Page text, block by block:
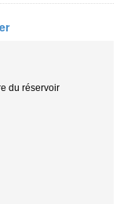
du réservoir